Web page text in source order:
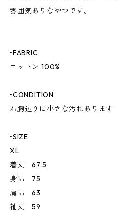
雰囲気ありなやつです。
•FABRIC
コットン 100%
•CONDITION
右胸辺りに小さな汚れあります
•SIZE
XL
着丈 67.5
身幅 75
肩幅 63
袖丈 59